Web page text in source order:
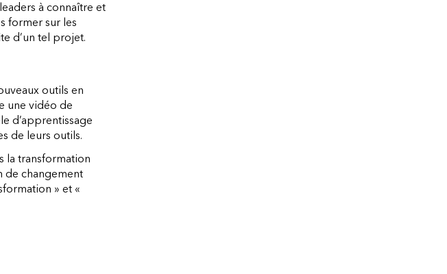
à connaître et
former sur les
d’un tel projet.
outils en
une vidéo de
d’apprentissage
de leurs outils.
la transformation
de changement
» et «